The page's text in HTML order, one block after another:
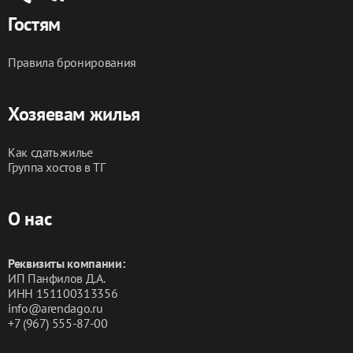
ценящих чистоту, тишину и возможность жить в своём
ритме — с балконом-террасой, халатами и
панорамой природы за окном.
Гостям
Правила бронирования
Хозяевам жилья
Как сдать жилье
Группа хостов в ТГ
О нас
Реквизиты компании:
ИП Панфилов Д.А.
ИНН 151100313356
info@arendago.ru
+7 (967) 555-87-00